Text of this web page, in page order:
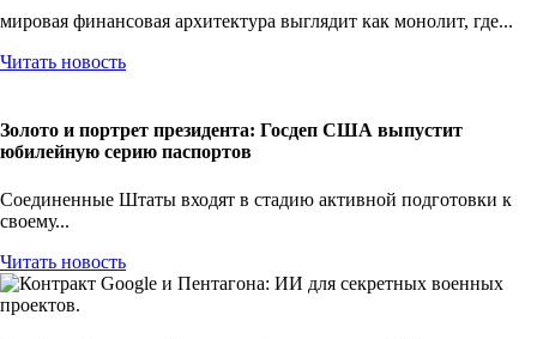
мировая финансовая архитектура выглядит как монолит, где...
Читать новость
Золото и портрет президента: Госдеп США выпустит
юбилейную серию паспортов
Соединенные Штаты входят в стадию активной подготовки к
своему...
Читать новость